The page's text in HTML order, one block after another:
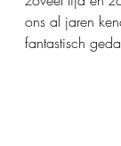
ons al jaren
fantastisch